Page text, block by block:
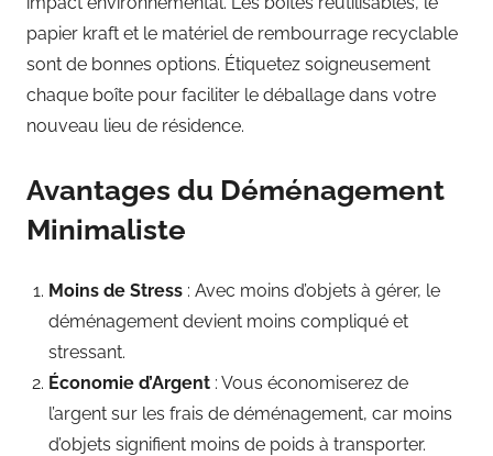
papier kraft et le matériel de rembourrage recyclable
sont de bonnes options. Étiquetez soigneusement
chaque boîte pour faciliter le déballage dans votre
nouveau lieu de résidence.
Avantages du Déménagement
Minimaliste
Moins de Stress : Avec moins d’objets à gérer, le
déménagement devient moins compliqué et
stressant.
Économie d’Argent : Vous économiserez de
l’argent sur les frais de déménagement, car moins
d’objets signifient moins de poids à transporter.